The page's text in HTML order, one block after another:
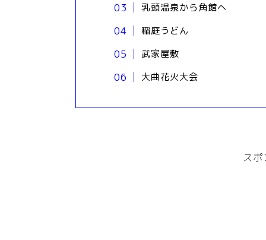
乳頭温泉から角館へ
稲庭うどん
武家屋敷
大曲花火大会
ス